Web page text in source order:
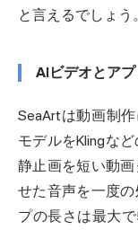
と言えるでしょう。
AIビデオとアプ
SeaArtは動画制
モデルをKlingな
静止画を短い動
せた音声を一度
プの長さは最大